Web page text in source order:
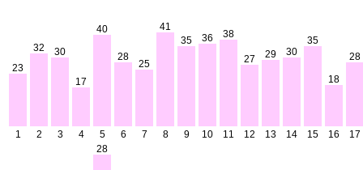
23
1
32
2
30
3
17
4
40
5
28
6
25
7
41
8
35
9
36
10
38
11
27
12
29
13
30
14
35
15
18
16
28
17
28